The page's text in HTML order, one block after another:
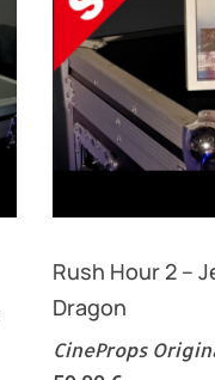
Rush Hour 2 –
Dragon
CineProps